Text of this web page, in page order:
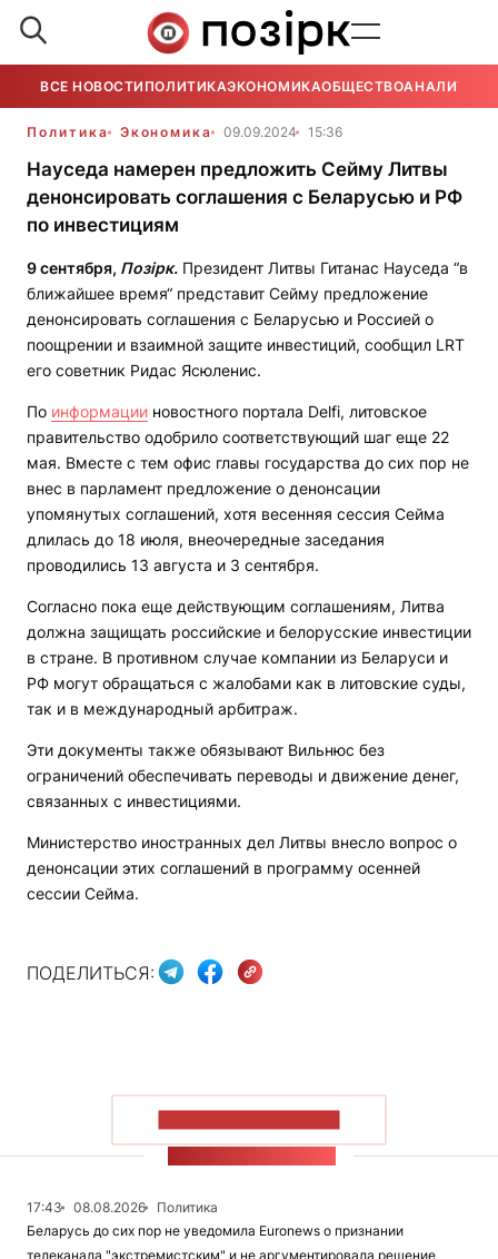
ВСЕ НОВОСТИ ПОЛИТИКАЭКОНОМИКАОБЩЕСТВОАНАЛИТИКА
Политика Экономика 09.09.2024 15:36
Науседа намерен предложить Сейму Литвы
денонсировать соглашения с Беларусью и РФ
по инвестициям
9 сентября, Позірк. Президент Литвы Гитанас Науседа “в
ближайшее время“ представит Сейму предложение
денонсировать соглашения с Беларусью и Россией о
поощрении и взаимной защите инвестиций, сообщил LRT
его советник Ридас Ясюленис.
По информации новостного портала Delfi, литовское
правительство одобрило соответствующий шаг еще 22
мая. Вместе с тем офис главы государства до сих пор не
внес в парламент предложение о денонсации
упомянутых соглашений, хотя весенняя сессия Сейма
длилась до 18 июля, внеочередные заседания
проводились 13 августа и 3 сентября.
Согласно пока еще действующим соглашениям, Литва
должна защищать российские и белорусские инвестиции
в стране. В противном случае компании из Беларуси и
РФ могут обращаться с жалобами как в литовские суды,
так и в международный арбитраж.
Эти документы также обязывают Вильнюс без
ограничений обеспечивать переводы и движение денег,
связанных с инвестициями.
Министерство иностранных дел Литвы внесло вопрос о
денонсации этих соглашений в программу осенней
сессии Сейма.
ПОДЕЛИТЬСЯ:
17:43 08.08.2026
Политика
Беларусь до сих пор не уведомила Euronews о признании
телеканала "экстремистским" и не аргументировала решение